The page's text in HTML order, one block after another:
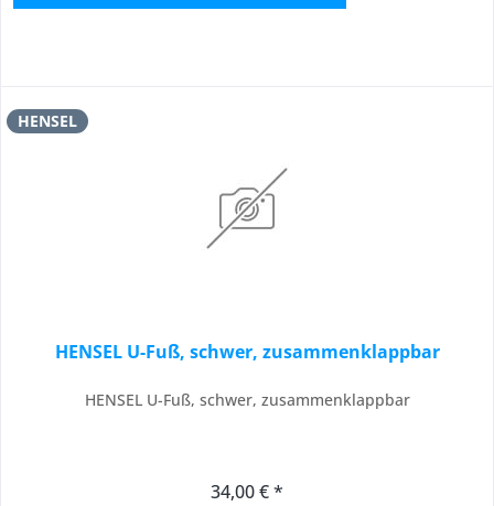
HENSEL
HENSEL U-Fuß, schwer, zusammenklappbar
HENSEL U-Fuß, schwer, zusammenklappbar
34,00 € *